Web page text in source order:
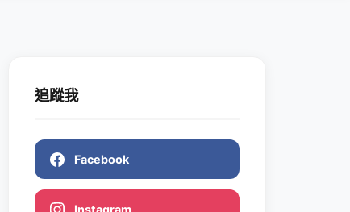
追蹤我
Facebook
Instagram